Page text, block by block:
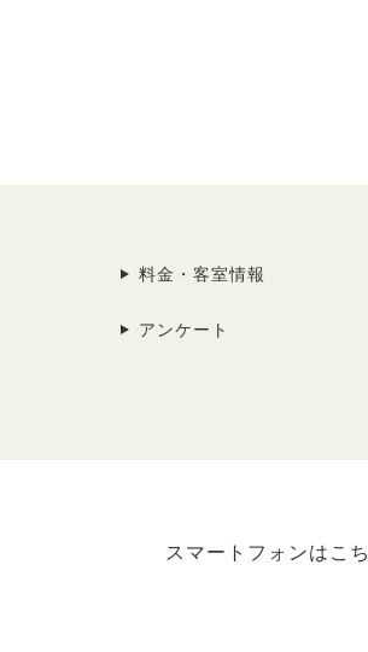
料金・客室情報
アンケート
スマートフォンはこ